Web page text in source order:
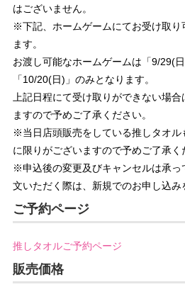
はございません。
※下記、ホームゲームにてお受け取り
ます。
お渡し可能なホームゲームは「9/29(
「10/20(日)」のみとなります。
上記日程にて受け取りができない場
ますので予めご了承ください。
※当日店頭販売をしている推しタオル
に限りがございますので予めご了承く
※申込後の変更及びキャンセルは承っ
文いただく際は、新規でのお申し込み
ご予約ページ
推しタオルご予約ページ
販売価格